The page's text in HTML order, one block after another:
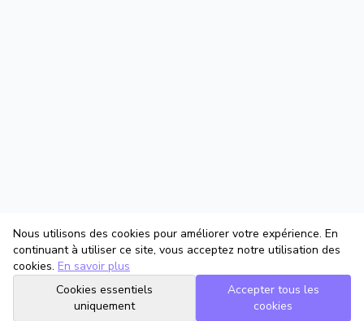
Nous utilisons des cookies pour améliorer votre expérience. En
continuant à utiliser ce site, vous acceptez notre utilisation des
cookies. En savoir plus
Cookies essentiels
uniquement
Accepter tous les
cookies